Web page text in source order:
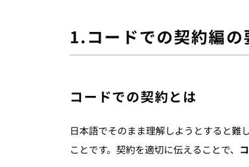
1.コードでの契約編の
コードでの契約とは
日本語でそのまま理解しようとすると難
ことです。契約を適切に伝えることで、